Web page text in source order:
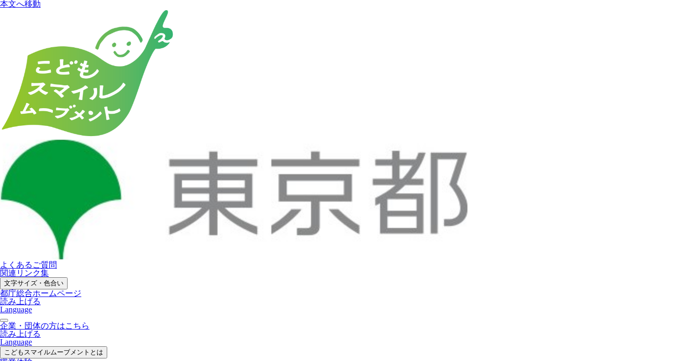
本文へ移動
よくあるご質問
関連リンク集
文字サイズ・色合い
都庁総合ホームページ
読み上げる
Language
企業・団体の方はこちら
読み上げる
Language
こどもスマイルムーブメントとは